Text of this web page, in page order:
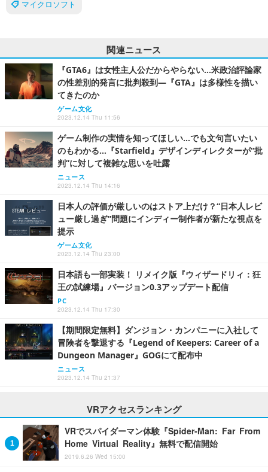
マイクロソフト
関連ニュース
『GTA6』は女性主人公だからやらない…米政治評論家
の性差別的発言に批判殺到―『GTA』は多様性を描い
てきたのか
ゲーム文化
2023.12.14 Thu 11:56
ゲーム制作の実情を知ってほしい…でも文句言いたい
のもわかる…『Starfield』デザインディレクターが“批
判”に対して複雑な思いを吐露
ニュース
2023.12.14 Thu 14:16
日本人の評価が厳しいのはストア上だけ？“日本人レビ
ュー厳し過ぎ”問題にインディー制作者が新たな視点を
提示
ゲーム文化
2023.12.14 Thu 23:00
日本語も一部実装！ リメイク版『ウィザードリィ：狂
王の試練場』バージョン0.3アップデート配信
PC
2023.12.14 Thu 17:30
【期間限定無料】ダンジョン・カンパニーに入社して
冒険者を撃退する『Legend of Keepers: Career of a
Dungeon Manager』GOGにて配布中
ニュース
2023.12.14 Thu 21:37
VRアクセスランキング
VRでスパイダーマン体験『Spider-Man: Far From
Home Virtual Reality』無料で配信開始
2019.6.26 Wed 15:00